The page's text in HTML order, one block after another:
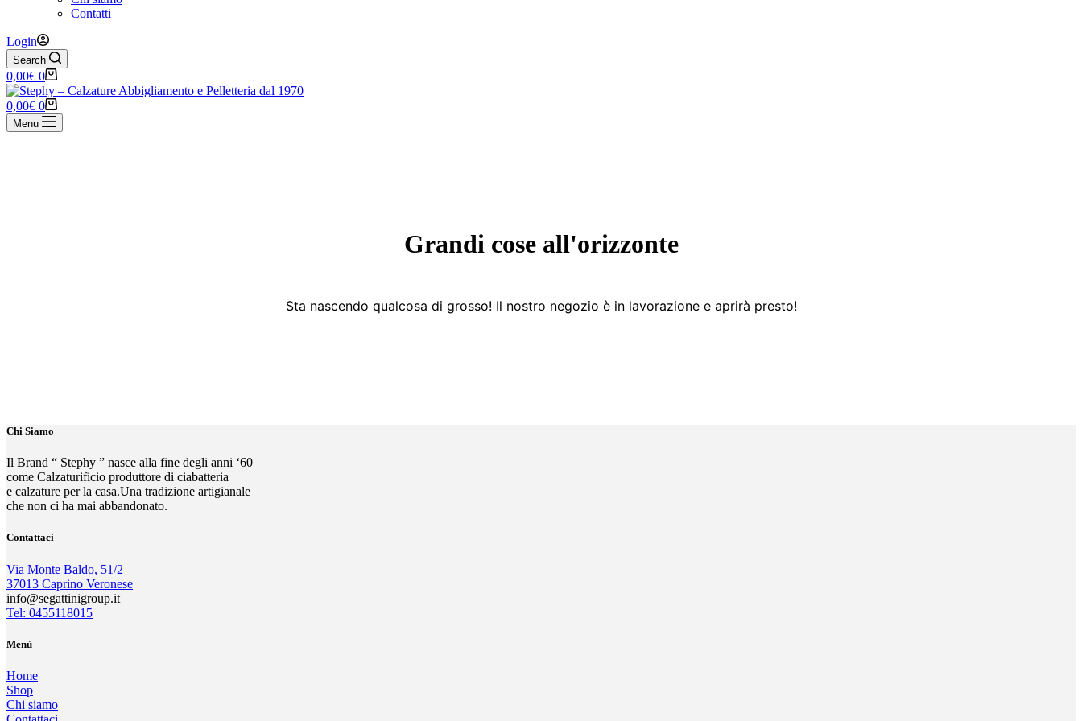
Contatti
Login
Search
Carrello
0,00€ 0
Carrello
0,00€ 0
Menu
Grandi cose all'orizzonte
Sta nascendo qualcosa di grosso! Il nostro negozio è in lavorazione e aprirà presto!
Chi Siamo
Il Brand “ Stephy ” nasce alla fine degli anni ‘60
come Calzaturificio produttore di ciabatteria
e calzature per la casa.Una tradizione artigianale
che non ci ha mai abbandonato.
Contattaci
Via Monte Baldo, 51/2
37013 Caprino Veronese
info@segattinigroup.it
Tel: 0455118015
Menù
Home
Shop
Chi siamo